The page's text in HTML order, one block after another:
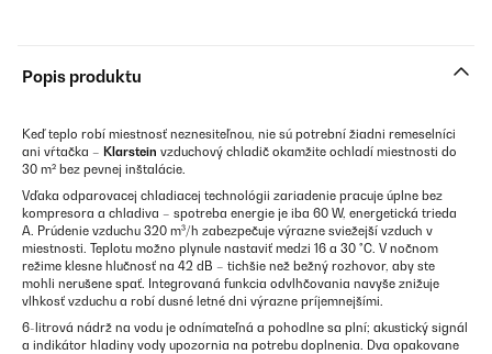
Popis produktu
Keď teplo robí miestnosť neznesiteľnou, nie sú potrební žiadni remeselníci
ani vŕtačka – Klarstein vzduchový chladič okamžite ochladí miestnosti do
30 m² bez pevnej inštalácie.
Vďaka odparovacej chladiacej technológii zariadenie pracuje úplne bez
kompresora a chladiva – spotreba energie je iba 60 W, energetická trieda
A. Prúdenie vzduchu 320 m³/h zabezpečuje výrazne sviežejší vzduch v
miestnosti. Teplotu možno plynule nastaviť medzi 16 a 30 °C. V nočnom
režime klesne hlučnosť na 42 dB – tichšie než bežný rozhovor, aby ste
mohli nerušene spať. Integrovaná funkcia odvlhčovania navyše znižuje
vlhkosť vzduchu a robí dusné letné dni výrazne príjemnejšími.
6-litrová nádrž na vodu je odnímateľná a pohodlne sa plní; akustický signál
a indikátor hladiny vody upozornia na potrebu doplnenia. Dva opakovane